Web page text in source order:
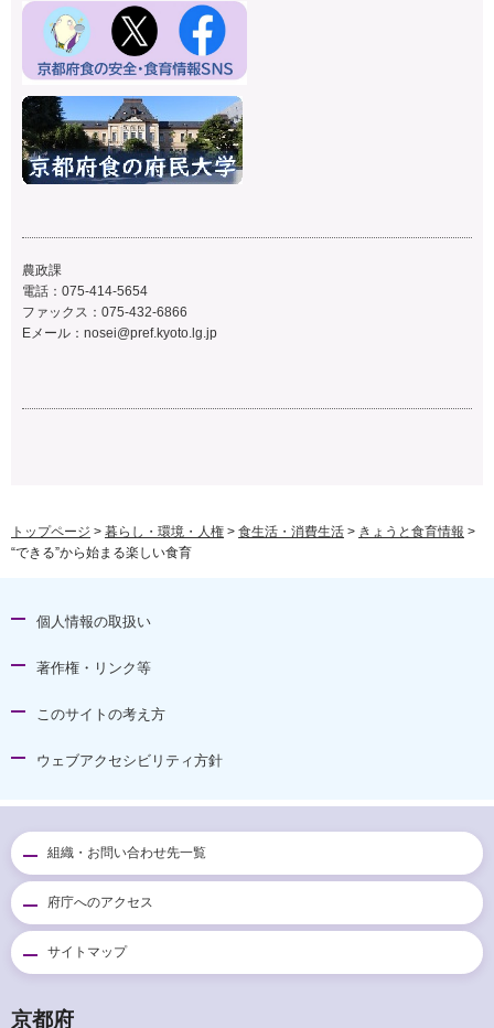
農政課
電話：075-414-5654
ファックス：075-432-6866
Eメール： nosei@pref.kyoto.lg.jp
トップページ > 暮らし・環境・人権 > 食生活・消費生活 > きょうと食育情報 >
“できる”から始まる楽しい食育
個人情報の取扱い
著作権・リンク等
このサイトの考え方
ウェブアクセシビリティ方針
組織・お問い合わせ先一覧
府庁へのアクセス
サイトマップ
京都府